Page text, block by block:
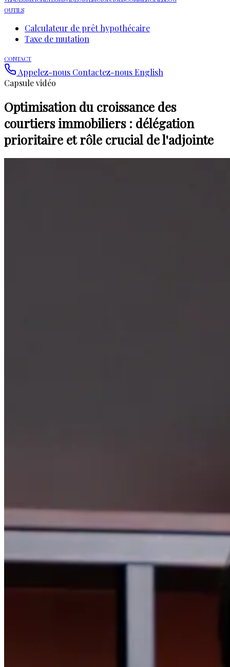
OUTILS
Calculateur de prêt hypothécaire
Taxe de mutation
CONTACT
Appelez-nous Contactez-nousEnglish
Capsule vidéo
Optimisation du croissance des
courtiers immobiliers : délégation
prioritaire et rôle crucial de l'adjointe